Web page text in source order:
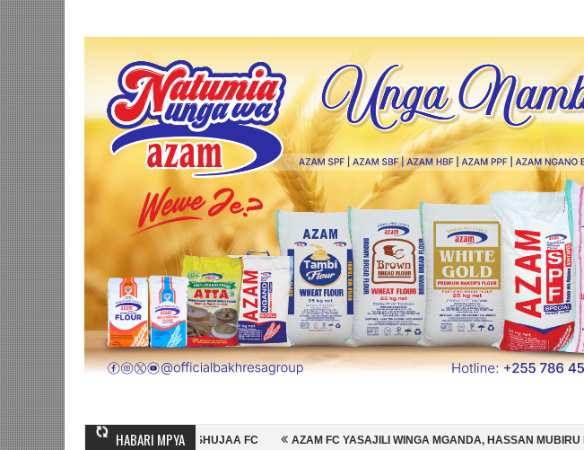
HABARI MPYA
WA MASHUJAA FC AZAM FC YASAJILI WINGA MGANDA, HASSAN MUBIRU KUTOKA SC VILLA